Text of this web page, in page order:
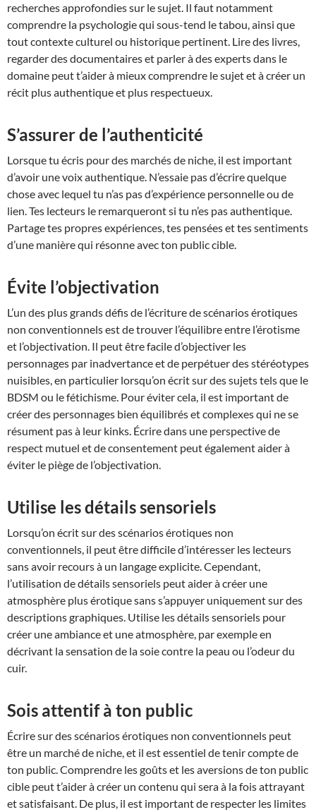
recherches approfondies sur le sujet. Il faut notamment
comprendre la psychologie qui sous-tend le tabou, ainsi que
tout contexte culturel ou historique pertinent. Lire des livres,
regarder des documentaires et parler à des experts dans le
domaine peut t’aider à mieux comprendre le sujet et à créer un
récit plus authentique et plus respectueux.
S’assurer de l’authenticité
Lorsque tu écris pour des marchés de niche, il est important
d’avoir une voix authentique. N’essaie pas d’écrire quelque
chose avec lequel tu n’as pas d’expérience personnelle ou de
lien. Tes lecteurs le remarqueront si tu n’es pas authentique.
Partage tes propres expériences, tes pensées et tes sentiments
d’une manière qui résonne avec ton public cible.
Évite l’objectivation
L’un des plus grands défis de l’écriture de scénarios érotiques
non conventionnels est de trouver l’équilibre entre l’érotisme
et l’objectivation. Il peut être facile d’objectiver les
personnages par inadvertance et de perpétuer des stéréotypes
nuisibles, en particulier lorsqu’on écrit sur des sujets tels que le
BDSM ou le fétichisme. Pour éviter cela, il est important de
créer des personnages bien équilibrés et complexes qui ne se
résument pas à leur kinks. Écrire dans une perspective de
respect mutuel et de consentement peut également aider à
éviter le piège de l’objectivation.
Utilise les détails sensoriels
Lorsqu’on écrit sur des scénarios érotiques non
conventionnels, il peut être difficile d’intéresser les lecteurs
sans avoir recours à un langage explicite. Cependant,
l’utilisation de détails sensoriels peut aider à créer une
atmosphère plus érotique sans s’appuyer uniquement sur des
descriptions graphiques. Utilise les détails sensoriels pour
créer une ambiance et une atmosphère, par exemple en
décrivant la sensation de la soie contre la peau ou l’odeur du
cuir.
Sois attentif à ton public
Écrire sur des scénarios érotiques non conventionnels peut
être un marché de niche, et il est essentiel de tenir compte de
ton public. Comprendre les goûts et les aversions de ton public
cible peut t’aider à créer un contenu qui sera à la fois attrayant
et satisfaisant. De plus, il est important de respecter les limites